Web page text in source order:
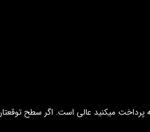
میکنید عالی است. اگر سطح